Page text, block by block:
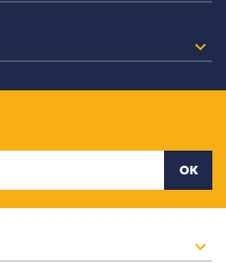

OK
